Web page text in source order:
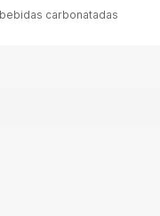
carbonatadas